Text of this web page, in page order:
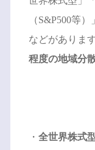
（S&P500等
などがありま
程度の地域分
・ 全世界株式